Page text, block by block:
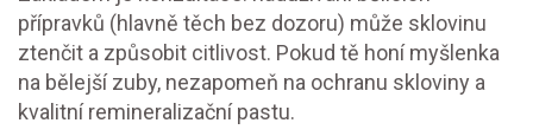
přípravků (hlavně těch bez dozoru) může sklovinu
ztenčit a způsobit citlivost. Pokud tě honí myšlenka
na bělejší zuby, nezapomeň na ochranu skloviny a
kvalitní remineralizační pastu.